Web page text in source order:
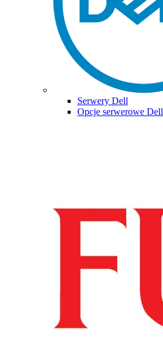
Serwery Dell
Opcje serwerowe Dell